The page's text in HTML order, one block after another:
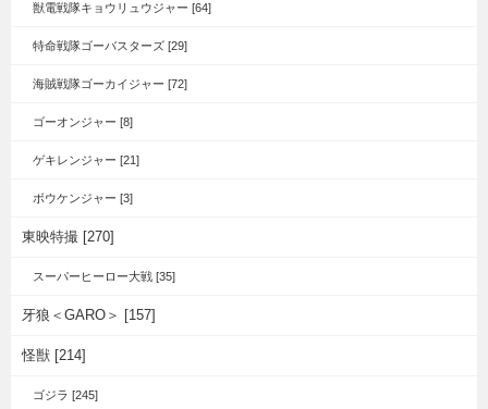
獣電戦隊キョウリュウジャー [64]
特命戦隊ゴーバスターズ [29]
海賊戦隊ゴーカイジャー [72]
ゴーオンジャー [8]
ゲキレンジャー [21]
ボウケンジャー [3]
東映特撮 [270]
スーパーヒーロー大戦 [35]
牙狼＜GARO＞ [157]
怪獣 [214]
ゴジラ [245]